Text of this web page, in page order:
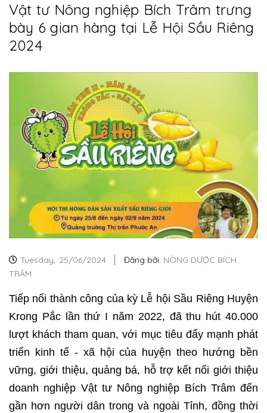
Vật tư Nông nghiệp Bích Trâm trưng
bày 6 gian hàng tại Lễ Hội Sầu Riêng
2024
Tuesday, 25/06/2024 Đăng bởi: NÔNG DƯỢC BÍCH
TRÂM
Tiếp nối thành công của kỳ Lễ hội Sầu Riêng Huyện
Krong Pắc lần thứ I năm 2022, đã thu hút 40.000
lượt khách tham quan, với mục tiêu đẩy mạnh phát
triển kinh tế - xã hội của huyện theo hướng bền
vững, giới thiệu, quảng bá, hỗ trợ kết nối giới thiệu
doanh nghiệp Vật tư Nông nghiệp Bích Trâm đến
gần hơn người dân trong và ngoài Tỉnh, đồng thời